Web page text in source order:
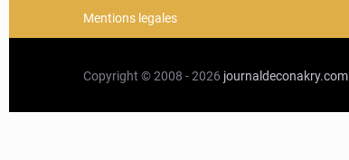
Mentions legales
Copyright © 2008 - 2026 journaldeconakry.com